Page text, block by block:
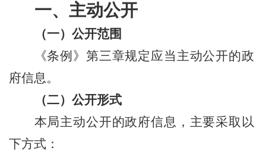
一、主动公开
（一）公开范围
《条例》第三章规定应当主动公开的政
府信息。
（二）公开形式
本局主动公开的政府信息，主要采取以
下方式：